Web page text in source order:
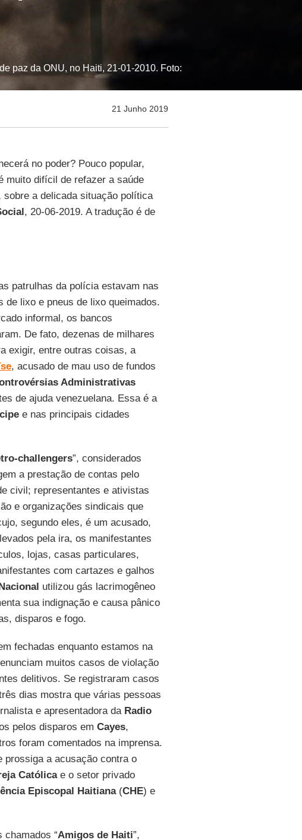
paz da ONU, no Haiti, 21-01-2010. Foto:
21 Junho 2019
no poder? Pouco popular,
muito difícil de refazer a saúde
sobre a delicada situação política
, 20-06-2019. A tradução é de
patrulhas da polícia estavam nas
de lixo e pneus de lixo queimados.
informal, os bancos
De fato, dezenas de milhares
exigir, entre outras coisas, a
, acusado de mau uso de fundos
Administrativas
de ajuda venezuelana. Essa é a
e nas principais cidades
challengers”, considerados
a prestação de contas pelo
civil; representantes e ativistas
e organizações sindicais que
segundo eles, é um acusado,
pela ira, os manifestantes
lojas, casas particulares,
com cartazes e galhos
utilizou gás lacrimogêneo
sua indignação e causa pânico
disparos e fogo.
fechadas enquanto estamos na
muitos casos de violação
delitivos. Se registraram casos
dias mostra que várias pessoas
e apresentadora da Radio
pelos disparos em Cayes,
foram comentados na imprensa.
prossiga a acusação contra o
Católicae o setor privado
Episcopal Haitiana(CHE) e
“Amigos de Haiti”,